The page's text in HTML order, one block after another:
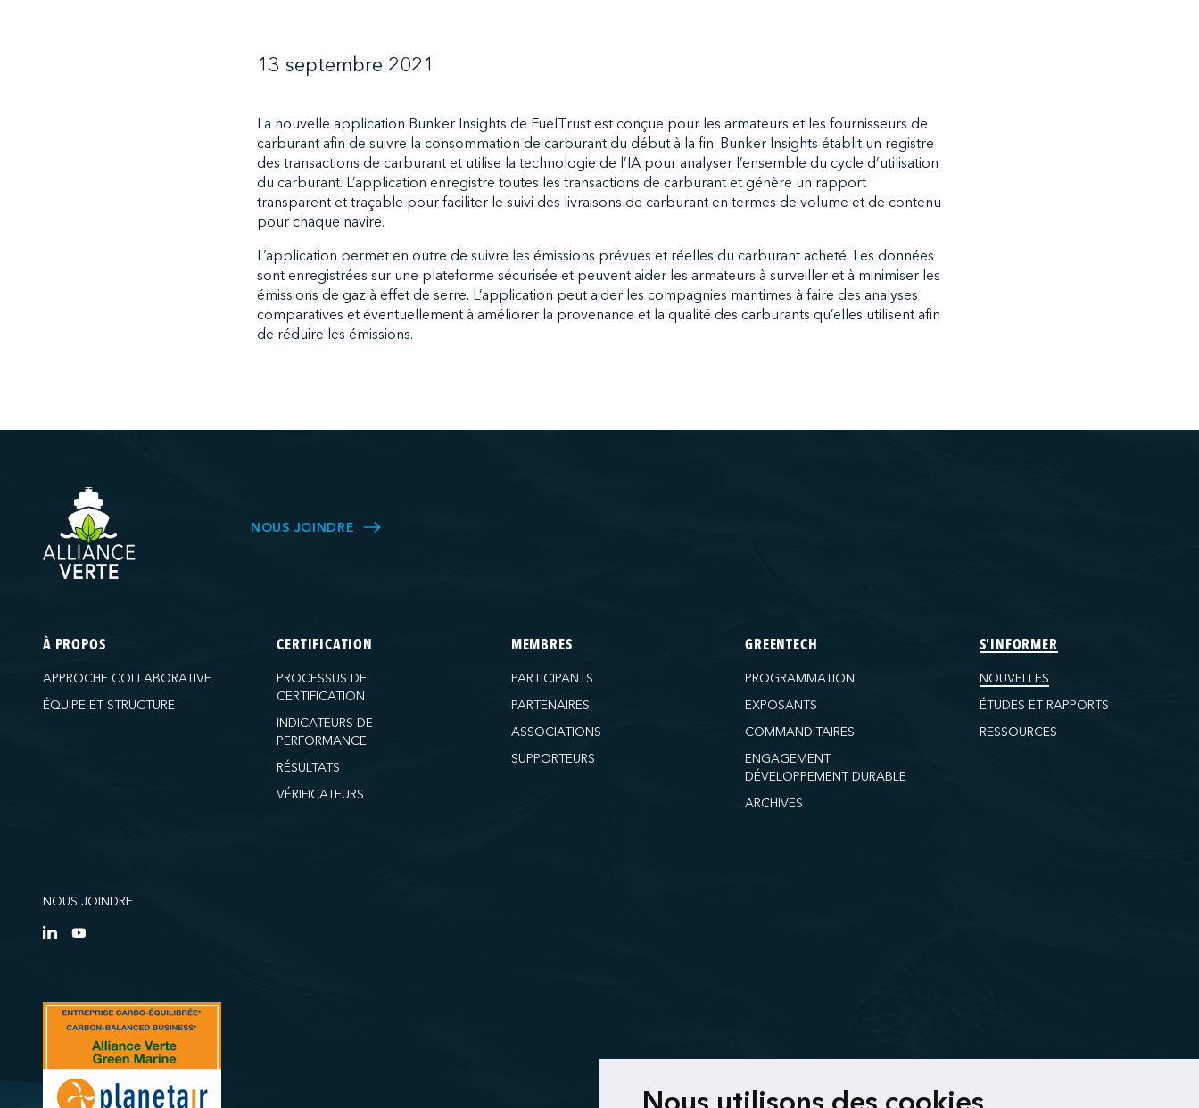
13 septembre 2021
La nouvelle application Bunker Insights de FuelTrust est conçue pour les armateurs et les fournisseurs de
carburant afin de suivre la consommation de carburant du début à la fin. Bunker Insights établit un registre
des transactions de carburant et utilise la technologie de l’IA pour analyser l’ensemble du cycle d’utilisation
du carburant. L’application enregistre toutes les transactions de carburant et génère un rapport
transparent et traçable pour faciliter le suivi des livraisons de carburant en termes de volume et de contenu
pour chaque navire.
L’application permet en outre de suivre les émissions prévues et réelles du carburant acheté. Les données
sont enregistrées sur une plateforme sécurisée et peuvent aider les armateurs à surveiller et à minimiser les
émissions de gaz à effet de serre. L’application peut aider les compagnies maritimes à faire des analyses
comparatives et éventuellement à améliorer la provenance et la qualité des carburants qu’elles utilisent afin
de réduire les émissions.
NOUS JOINDRE
À PROPOS
APPROCHE COLLABORATIVE
ÉQUIPE ET STRUCTURE
CERTIFICATION
PROCESSUS DE
CERTIFICATION
INDICATEURS DE
PERFORMANCE
RÉSULTATS
VÉRIFICATEURS
MEMBRES
PARTICIPANTS
PARTENAIRES
ASSOCIATIONS
SUPPORTEURS
GREENTECH
PROGRAMMATION
EXPOSANTS
COMMANDITAIRES
ENGAGEMENT
DÉVELOPPEMENT DURABLE
ARCHIVES
S'INFORMER
NOUVELLES
ÉTUDES ET RAPPORTS
RESSOURCES
NOUS JOINDRE